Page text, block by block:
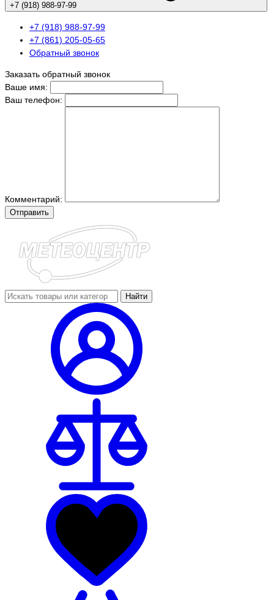
+7 (918) 988-97-99
+7 (918) 988-97-99
+7 (861) 205-05-65
Обратный звонок
Заказать обратный звонок
Ваше имя:
Ваш телефон:
Комментарий:
Отправить
Найти